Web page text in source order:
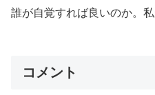
誰が自覚すれば良いのか。
コメント